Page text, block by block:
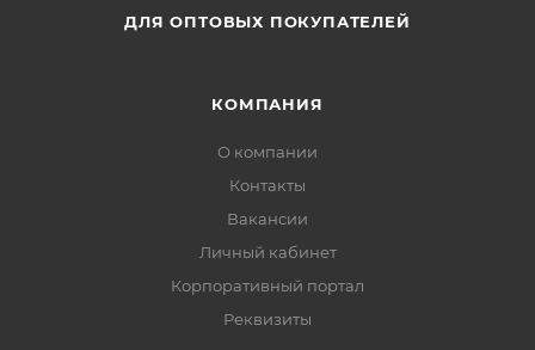
ДЛЯ ОПТОВЫХ ПОКУПАТЕЛЕЙ
КОМПАНИЯ
О компании
Контакты
Вакансии
Личный кабинет
Корпоративный портал
Реквизиты